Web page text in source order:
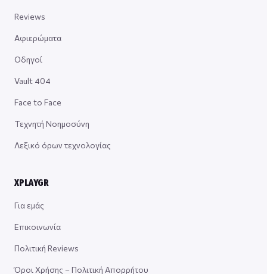
Reviews
Αφιερώματα
Οδηγοί
Vault 404
Face to Face
Τεχνητή Νοημοσύνη
Λεξικό όρων τεχνολογίας
XPLAYGR
Για εμάς
Επικοινωνία
Πολιτική Reviews
Όροι Χρήσης – Πολιτική Απορρήτου